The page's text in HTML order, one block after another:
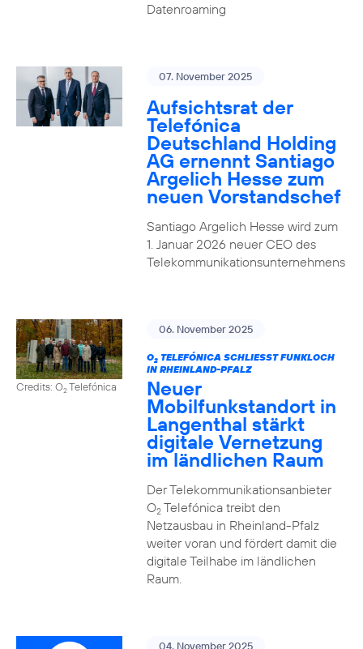
Datenroaming
07. November 2025
Aufsichtsrat der
Telefónica
Deutschland Holding
AG ernennt Santiago
Argelich Hesse zum
neuen Vorstandschef
Santiago Argelich Hesse wird zum
1. Januar 2026 neuer CEO des
Telekommunikationsunternehmens
Credits: O2Telefónica
06. November 2025
O2TELEFÓNICA SCHLIESST FUNKLOCH I
N RHEINLAND-PFALZ
Neuer
Mobilfunkstandort in
Langenthal stärkt
digitale Vernetzung
im ländlichen Raum
Der Telekommunikationsanbieter
O2Telefónica treibt den
Netzausbau in Rheinland-Pfalz
weiter voran und fördert damit die
digitale Teilhabe im ländlichen
Raum.
04. November 2025